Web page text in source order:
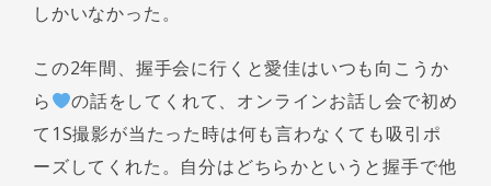
しかいなかった。
この2年間、握手会に行くと愛佳はいつも向こうか
ら
の話をしてくれて、オンラインお話し会で初め
て1S撮影が当たった時は何も言わなくても吸引ポ
ーズしてくれた。自分はどちらかというと握手で他